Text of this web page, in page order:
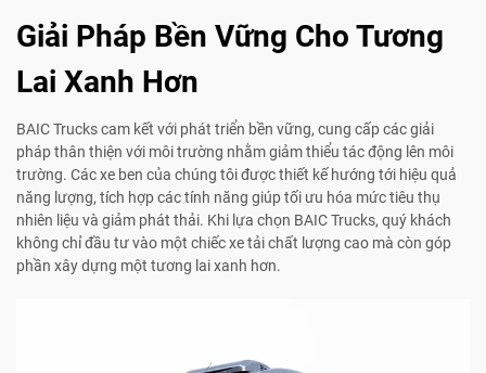
Giải Pháp Bền Vững Cho Tương
Lai Xanh Hơn
BAIC Trucks cam kết với phát triển bền vững, cung cấp các giải
pháp thân thiện với môi trường nhằm giảm thiểu tác động lên môi
trường. Các xe ben của chúng tôi được thiết kế hướng tới hiệu quả
năng lượng, tích hợp các tính năng giúp tối ưu hóa mức tiêu thụ
nhiên liệu và giảm phát thải. Khi lựa chọn BAIC Trucks, quý khách
không chỉ đầu tư vào một chiếc xe tải chất lượng cao mà còn góp
phần xây dựng một tương lai xanh hơn.